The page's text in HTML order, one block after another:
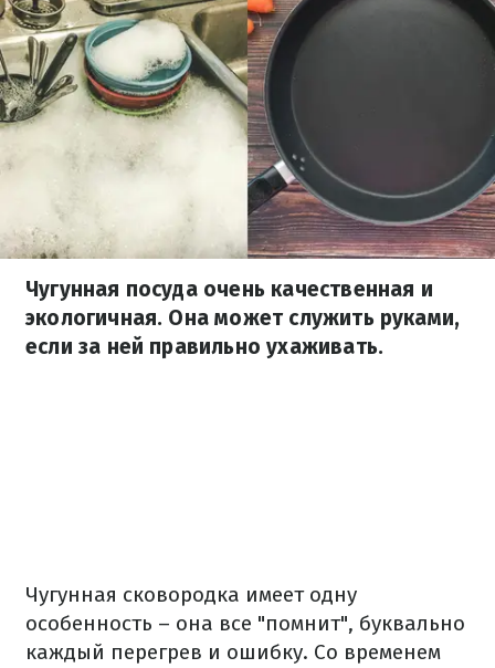
Чугунная посуда очень качественная и
экологичная. Она может служить руками,
если за ней правильно ухаживать.
Чугунная сковородка имеет одну
особенность – она все "помнит", буквально
каждый перегрев и ошибку. Со временем